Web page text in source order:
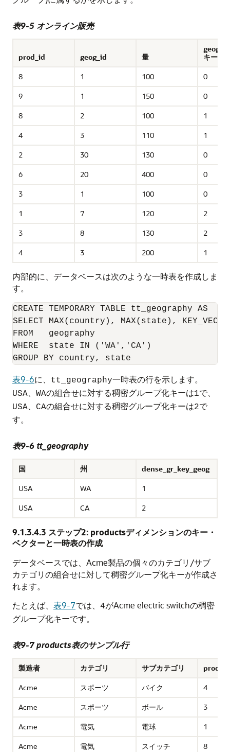
表9-5 オンライン販売
prod_id geog_id 量
キー・
8
1 100
0
9
1 150
0
8
2 100
1
4
3 110
1
2
30 130
0
6
20 400
0
3
1 100
0
1
7 120
2
3
8 130
2
4
3 200 1
内部的に、データベースは次のような一時表を作成しま
す。
CREATE TEMPORARY TABLE tt_geography AS
SELECT MAX(country), MAX(state),
FROM   geography
WHERE  state IN ('WA','CA')
表9-6に、 tt_geography一時表の行を示します。
USA、WAの組合せに対する稠密グループ化キーは1で、
USA、CAの組合せに対する稠密グループ化キーは2で
す。
表9-6 tt_geography
国 州
dense_gr_key_geog
USA
WA
1
USA
CA 2
9.1.3.4.3 ステップ2: productsディメンションのキー・
ベクターと一時表の作成
データベースでは、Acme製品の個々のカテゴリ/サブ
カテゴリの組合せに対して稠密グループ化キーが作成さ
れます。
たとえば、 表9-7では、 4がAcme electric switchの稠密
グループ化キーです。
表9-7 products表のサンプル行
製造者 カテゴリ サブカテゴリ
prod_id
Acme
スポーツ バイク
4
Acme
スポーツ ボール
3
Acme
電気 電球
1
Acme
電気 スイッチ 8